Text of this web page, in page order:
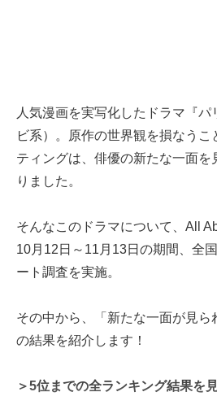
人気漫画を実写化したドラマ『パ
ビ系）。原作の世界観を損なうこ
ティングは、俳優の新たな一面を
りました。
そんなこのドラマについて、All
10月12日～11月13日の期間、全
ート調査を実施。
その中から、「新たな一面が見ら
の結果を紹介します！
＞5位までの全ランキング結果を